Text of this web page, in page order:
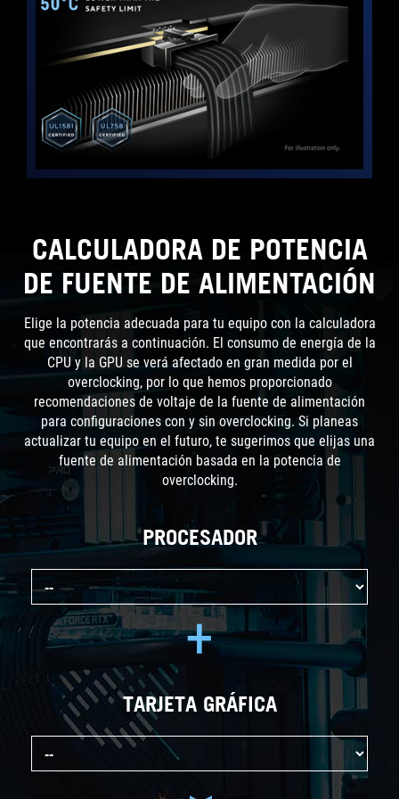
CALCULADORA DE POTENCIA
DE FUENTE DE ALIMENTACIÓN​
Elige la potencia adecuada para tu equipo con la calculadora
que encontrarás a continuación. El consumo de energía de la
CPU y la GPU se verá afectado en gran medida por el
overclocking, por lo que hemos proporcionado
recomendaciones de voltaje de la fuente de alimentación
para configuraciones con y sin overclocking. Si planeas
actualizar tu equipo en el futuro, te sugerimos que elijas una
fuente de alimentación basada en la potencia de
overclocking.
PROCESADOR
+
TARJETA GRÁFICA